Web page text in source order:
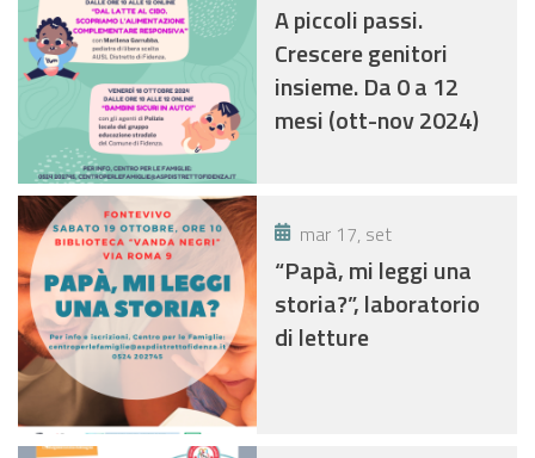
A piccoli passi.
Crescere genitori
insieme. Da 0 a 12
mesi (ott-nov 2024)
mar 17, set
“Papà, mi leggi una
storia?”, laboratorio
di letture